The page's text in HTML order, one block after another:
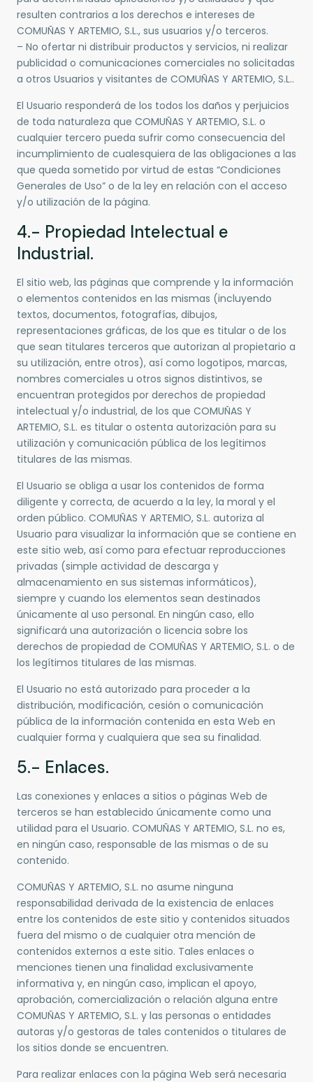
resulten contrarios a los derechos e intereses de
COMUÑAS Y ARTEMIO, S.L., sus usuarios y/o terceros.
– No ofertar ni distribuir productos y servicios, ni realizar
publicidad o comunicaciones comerciales no solicitadas
a otros Usuarios y visitantes de COMUÑAS Y ARTEMIO, S.L..
El Usuario responderá de los todos los daños y perjuicios
de toda naturaleza que COMUÑAS Y ARTEMIO, S.L. o
cualquier tercero pueda sufrir como consecuencia del
incumplimiento de cualesquiera de las obligaciones a las
que queda sometido por virtud de estas “Condiciones
Generales de Uso” o de la ley en relación con el acceso
y/o utilización de la página.
4.- Propiedad Intelectual e
Industrial.
El sitio web, las páginas que comprende y la información
o elementos contenidos en las mismas (incluyendo
textos, documentos, fotografías, dibujos,
representaciones gráficas, de los que es titular o de los
que sean titulares terceros que autorizan al propietario a
su utilización, entre otros), así como logotipos, marcas,
nombres comerciales u otros signos distintivos, se
encuentran protegidos por derechos de propiedad
intelectual y/o industrial, de los que COMUÑAS Y
ARTEMIO, S.L. es titular o ostenta autorización para su
utilización y comunicación pública de los legítimos
titulares de las mismas.
El Usuario se obliga a usar los contenidos de forma
diligente y correcta, de acuerdo a la ley, la moral y el
orden público. COMUÑAS Y ARTEMIO, S.L. autoriza al
Usuario para visualizar la información que se contiene en
este sitio web, así como para efectuar reproducciones
privadas (simple actividad de descarga y
almacenamiento en sus sistemas informáticos),
siempre y cuando los elementos sean destinados
únicamente al uso personal. En ningún caso, ello
significará una autorización o licencia sobre los
derechos de propiedad de COMUÑAS Y ARTEMIO, S.L. o de
los legítimos titulares de las mismas.
El Usuario no está autorizado para proceder a la
distribución, modificación, cesión o comunicación
pública de la información contenida en esta Web en
cualquier forma y cualquiera que sea su finalidad.
5.- Enlaces.
Las conexiones y enlaces a sitios o páginas Web de
terceros se han establecido únicamente como una
utilidad para el Usuario. COMUÑAS Y ARTEMIO, S.L. no es,
en ningún caso, responsable de las mismas o de su
contenido.
COMUÑAS Y ARTEMIO, S.L. no asume ninguna
responsabilidad derivada de la existencia de enlaces
entre los contenidos de este sitio y contenidos situados
fuera del mismo o de cualquier otra mención de
contenidos externos a este sitio. Tales enlaces o
menciones tienen una finalidad exclusivamente
informativa y, en ningún caso, implican el apoyo,
aprobación, comercialización o relación alguna entre
COMUÑAS Y ARTEMIO, S.L. y las personas o entidades
autoras y/o gestoras de tales contenidos o titulares de
los sitios donde se encuentren.
Para realizar enlaces con la página Web será necesaria